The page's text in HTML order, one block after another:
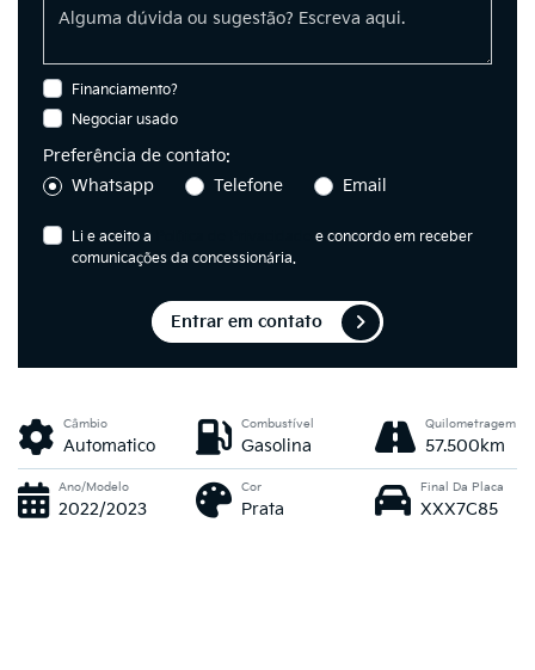
Financiamento?
Negociar usado
Preferência de contato:
Whatsapp
Telefone Email
Li e aceito a
e concordo em receber
comunicações da concessionária.
Entrar em contato
Câmbio
Automatico
Combustível
Gasolina
Quilometragem
57.500km
Ano/Modelo
2022/2023
Cor
Prata
Final Da Placa
XXX7C85